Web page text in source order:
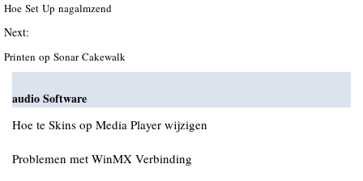
Hoe Set Up nagalmzend
Next:
Printen op Sonar Cakewalk
audio Software
Hoe te Skins op Media Player wijzigen
Problemen met WinMX Verbinding